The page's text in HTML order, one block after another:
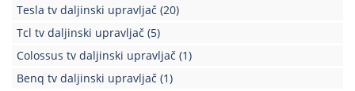
Tesla tv daljinski upravljač (20)
Tcl tv daljinski upravljač (5)
Colossus tv daljinski upravljač (1)
Benq tv daljinski upravljač (1)